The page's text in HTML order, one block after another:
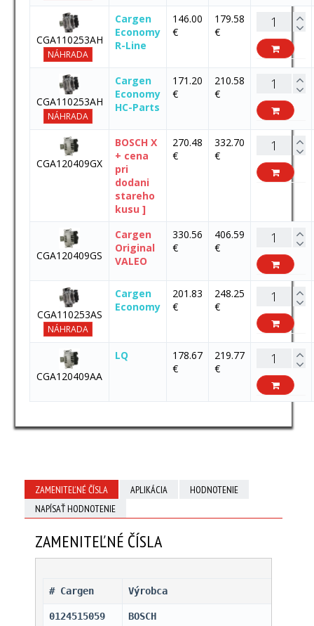
CGA110253AH
NÁHRADA
Cargen
Economy
R-Line
146.00
€
179.58
€
CGA110253AH
NÁHRADA
Cargen
Economy
HC-Parts
171.20
€
210.58
€
CGA120409GX
BOSCH X
+ cena
pri
dodani
stareho
kusu ]
270.48
€
332.70
€
CGA120409GS
Cargen
Original
VALEO
330.56
€
406.59
€
CGA110253AS
NÁHRADA
Cargen
Economy
201.83
€
248.25
€
CGA120409AA
LQ
178.67
€
219.77
€
ZAMENITEĽNÉ ČÍSLA APLIKÁCIA
HODNOTENIE
NAPÍSAŤ HODNOTENIE
ZAMENITEĽNÉ ČÍSLA
# Cargen Výrobca
0124515059 BOSCH